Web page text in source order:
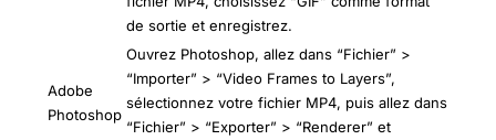
de sortie et enregistrez.
Adobe
Photoshop
Ouvrez Photoshop, allez dans “Fichier” >
“Importer” > “Video Frames to Layers”,
sélectionnez votre fichier MP4, puis allez dans
“Fichier” > “Exporter” > “Renderer” et